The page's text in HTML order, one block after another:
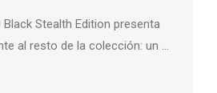
Black Stealth Edition presenta
al resto de la colección: un …